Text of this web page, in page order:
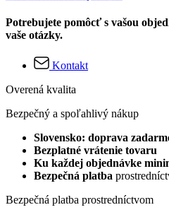
Potrebujete pomôcť s vašou
vaše otázky.
Kontakt
Overená kvalita
Bezpečný a spoľahlivý nákup
Slovensko: doprava
Bezplatné vrátenie tovaru
Ku každej objednávke
Bezpečná platba
Bezpečná platba prostredníctvom